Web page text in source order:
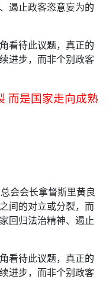
遏止政客恣意妄为的
看待此议题，真正的
进步，而非个别政客
而是国家走向成熟
会会长拿督斯里黄良
间的对立或分裂，而
回归法治精神、遏止
看待此议题，真正的
进步，而非个别政客